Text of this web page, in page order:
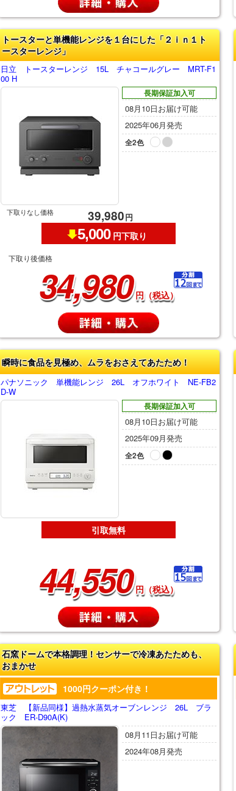
トースターと単機能レンジを１台にした「２ｉｎ１ト
ースターレンジ」
日立 トースターレンジ 15L チャコールグレー MRT-F1
00 H
長期保証加入可
08月10日お届け可能
2025年06月発売
全2色
下取りなし価格 39,980円
5,000 円下取り
下取り後価格
34,980 円（税込）
瞬時に食品を見極め、ムラをおさえてあたため！
パナソニック 単機能レンジ 26L オフホワイト NE-FB2
D-W
長期保証加入可
08月10日お届け可能
2025年09月発売
全2色
引取無料
44,550 円（税込）
石窯ドームで本格調理！センサーで冷凍あたためも、
おまかせ
1000円クーポン付き！
東芝 【新品同様】過熱水蒸気オーブンレンジ 26L ブラ
ック ER-D90A(K)
08月11日お届け可能
2024年08月発売